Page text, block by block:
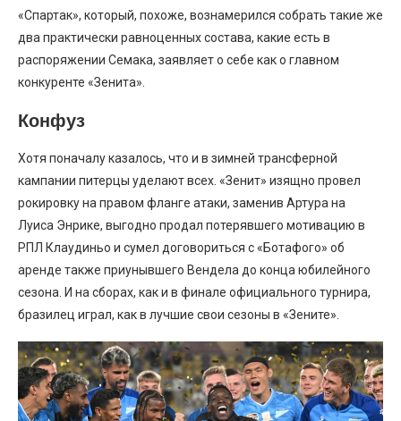
«Спартак», который, похоже, вознамерился собрать такие же
два практически равноценных состава, какие есть в
распоряжении Семака, заявляет о себе как о главном
конкуренте «Зенита».
Конфуз
Хотя поначалу казалось, что и в зимней трансферной
кампании питерцы уделают всех. «Зенит» изящно провел
рокировку на правом фланге атаки, заменив Артура на
Луиса Энрике, выгодно продал потерявшего мотивацию в
РПЛ Клаудиньо и сумел договориться с «Ботафого» об
аренде также приунывшего Вендела до конца юбилейного
сезона. И на сборах, как и в финале официального турнира,
бразилец играл, как в лучшие свои сезоны в «Зените».